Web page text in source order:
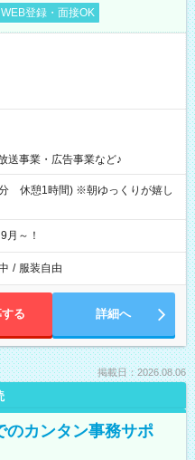
WEB登録・面接OK
送事業・広告事業など♪
休憩1時間) ※朝ゆっくりが嬉し
～！
/ 服装自由
る 詳細へ
掲載日：2026.08.06
のカンタン事務サポ